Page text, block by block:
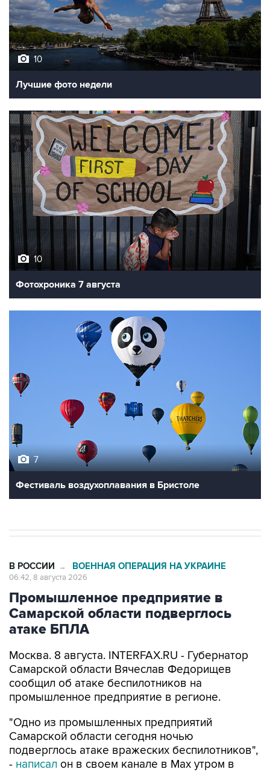
10
Лучшие фото недели
10
Фотохроника 7 августа
7
Фестиваль воздухоплавания в Бристоле
В РОССИИ → ВОЕННАЯ ОПЕРАЦИЯ НА УКРАИНЕ
06:42, 8 августа 2026
Промышленное предприятие в
Самарской области подверглось
атаке БПЛА
Москва. 8 августа. INTERFAX.RU - Губернатор
Самарской области Вячеслав Федорищев
сообщил об атаке беспилотников на
промышленное предприятие в регионе.
"Одно из промышленных предприятий
Самарской области сегодня ночью
подверглось атаке вражеских беспилотников",
- написал он в своем канале в Max утром в